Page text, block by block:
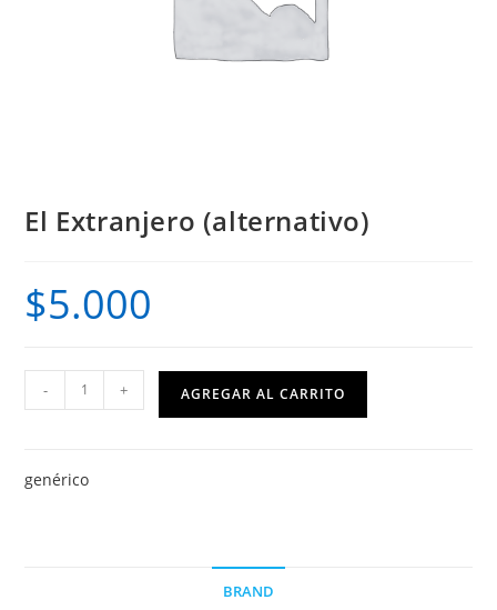
El Extranjero (alternativo)
$5.000
Extranjero
- + AGREGAR AL CARRITO
genérico
BRAND